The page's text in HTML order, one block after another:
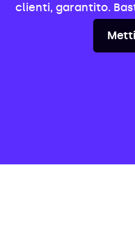
clienti, garantito.